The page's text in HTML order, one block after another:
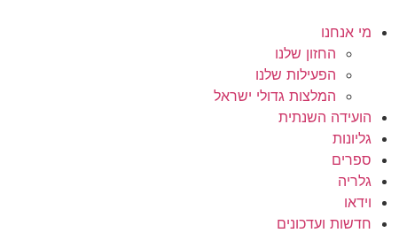
לתוכן
מי אנחנו
החזון שלנו
הפעילות שלנו
המלצות גדולי ישראל
הועידה השנתית
גליונות
ספרים
גלריה
וידאו
חדשות ועדכונים